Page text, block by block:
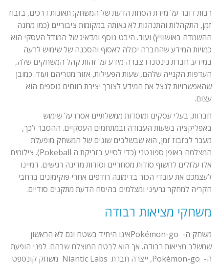
רבות דובר על מידת הסחת הדעת של המשחק: תאונות דרכים, בזבוז
זמן, התקהלות והתנהגות לא נאותה במקומות ציבוריים (כמו מחנה
ההשמדה באושוויץ) ועוד. היבט נוסף ומדאיג של המודל העסקי הוא
כמויות המידע שהחברה יכולה לאסוף והסכנה של שימוש לרעה
במידע. חברת נינטנדו צברה מידע על זהות קהל המשחקים שלה,
העדפות הקנייה שלהם, שעות הפעילות, אזור מגוריהם ועוד. כמובן
שהאפשרויות לנצל את המידע לצורך יצירת רווחים נוספים הוא
עצום.
חברות, בעלי עסקים ומוסדות ממשלתיים אסרו על שימוש
באפליקציה בשעות העבודה ובמתחמים העסקיים. ההסבר לכך,
מעבר לבזבוז זמן, הוא שבשלבים שונים של המשחק מופעלת
המצלמה באופן ספונטני (כדי לסייע בזריקת ה Pokeball). צילומים
אלו עלולים לחשוף סודות מסחריים וסודות מדינה רגישים. דמיינו
לעצמכם את עובדי הכור בדימונה רודפים אחרי פוקימונים ברחבי
הקריה למחקר גרעיני ומצלמים בהיסח הדעת מתקנים סודיים.
משחקי מציאות רבודה
משחק ה- Pokémon-goאינו היחיד בשטח וגם לא הראשון
שמשלב מציאות רבודה. אך הוא לבטח המוצלח שבהם. לפני הופעת
ה- Pokémon-go, ייצרה חברת Niantic Labs משחק קונספט